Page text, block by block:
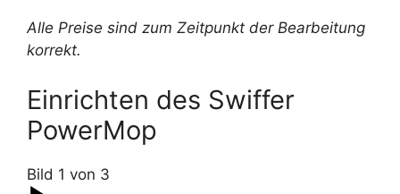
Alle Preise sind zum Zeitpunkt der Bearbeitung
korrekt.
Einrichten des Swiffer
PowerMop
Bild 1 von 3